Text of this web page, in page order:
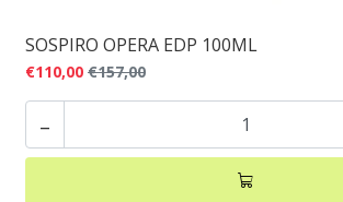
SOSPIRO OPERA EDP 100ML
€110,00 €157,00
-